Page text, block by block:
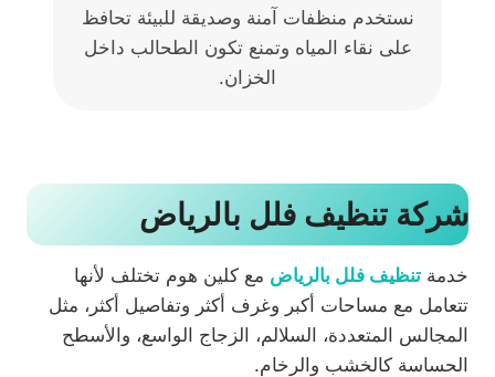
نستخدم منظفات آمنة وصديقة للبيئة تحافظ
على نقاء المياه وتمنع تكون الطحالب داخل
الخزان.
شركة تنظيف فلل بالرياض
خدمة تنظيف فلل بالرياض مع كلين هوم تختلف لأنها
تتعامل مع مساحات أكبر وغرف أكثر وتفاصيل أكثر، مثل
المجالس المتعددة، السلالم، الزجاج الواسع، والأسطح
الحساسة كالخشب والرخام.